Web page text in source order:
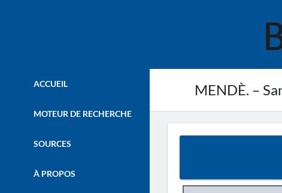
MENDÈ. –
ACCUEIL
MOTEUR DE RECHERCHE
SOURCES
À PROPOS